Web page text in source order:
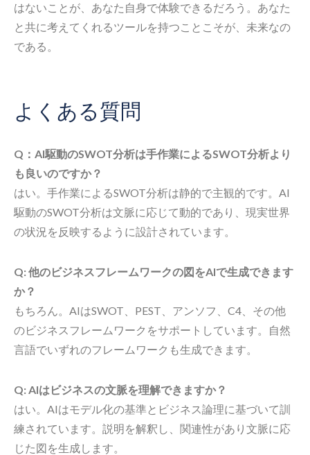
はないことが、あなた自身で体験できるだろう。あなた
と共に考えてくれるツールを持つことこそが、未来なの
である。
よくある質問
Q：AI駆動のSWOT分析は手作業によるSWOT分析より
も良いのですか？
はい。手作業によるSWOT分析は静的で主観的です。AI
駆動のSWOT分析は文脈に応じて動的であり、現実世界
の状況を反映するように設計されています。
Q: 他のビジネスフレームワークの図をAIで生成できます
か？
もちろん。AIはSWOT、PEST、アンソフ、C4、その他
のビジネスフレームワークをサポートしています。自然
言語でいずれのフレームワークも生成できます。
Q: AIはビジネスの文脈を理解できますか？
はい。AIはモデル化の基準とビジネス論理に基づいて訓
練されています。説明を解釈し、関連性があり文脈に応
じた図を生成します。